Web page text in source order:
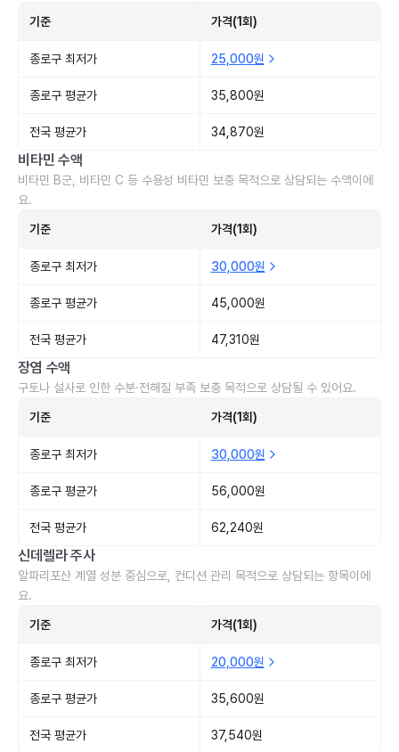
기준 가격(1회)
종로구 최저가 25,000원
종로구 평균가 35,800원
전국 평균가 34,870원
비타민 수액
비타민 B군, 비타민 C 등 수용성 비타민 보충 목적으로 상담되는 수액이에
요.
기준 가격(1회)
종로구 최저가 30,000원
종로구 평균가 45,000원
전국 평균가 47,310원
장염 수액
구토나 설사로 인한 수분·전해질 부족 보충 목적으로 상담될 수 있어요.
기준 가격(1회)
종로구 최저가 30,000원
종로구 평균가 56,000원
전국 평균가 62,240원
신데렐라 주사
알파리포산 계열 성분 중심으로, 컨디션 관리 목적으로 상담되는 항목이에
요.
기준 가격(1회)
종로구 최저가 20,000원
종로구 평균가 35,600원
전국 평균가 37,540원